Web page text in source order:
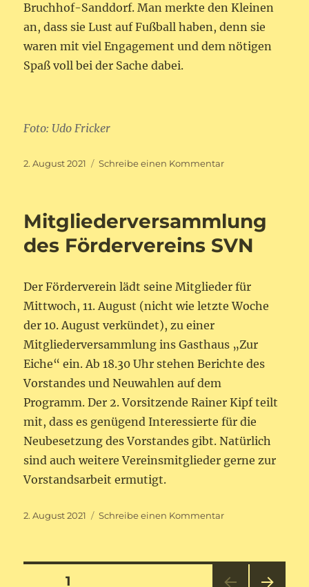
Bruchhof-Sanddorf. Man merkte den Kleinen
an, dass sie Lust auf Fußball haben, denn sie
waren mit viel Engagement und dem nötigen
Spaß voll bei der Sache dabei.
Foto: Udo Fricker
Veröffentlicht
2. August 2021 Schreibe einen Kommentarzu
Turnier
Mitgliederversammlung
des Fördervereins SVN
Der Förderverein lädt seine Mitglieder für
Mittwoch, 11. August (nicht wie letzte Woche
der 10. August verkündet), zu einer
Mitgliederversammlung ins Gasthaus „Zur
Eiche“ ein. Ab 18.30 Uhr stehen Berichte des
Vorstandes und Neuwahlen auf dem
Programm. Der 2. Vorsitzende Rainer Kipf teilt
mit, dass es genügend Interessierte für die
Neubesetzung des Vorstandes gibt. Natürlich
sind auch weitere Vereinsmitglieder gerne zur
Vorstandsarbeit ermutigt.
Veröffentlicht
2. August 2021 Schreibe einen Kommentarzu
Seitennummerierung
SEITE1